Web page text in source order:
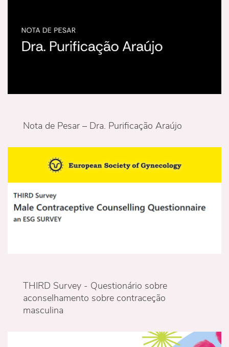
Nota de Pesar – Dra. Purificação Araújo
THIRD Survey - Questionário sobre
aconselhamento sobre contraceção
masculina